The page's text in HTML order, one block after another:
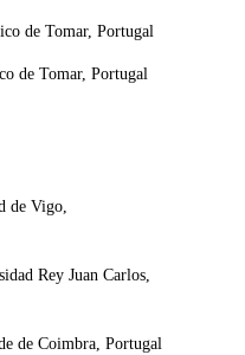
de Tomar, Portugal
de Tomar, Portugal
de Vigo,
Rey Juan Carlos,
de Coimbra, Portugal